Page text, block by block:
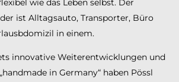
wie das Leben selbst. Der
ist Alltagsauto, Transporter, Büro
in einem.
innovative Weiterentwicklungen und
in Germany“ haben Pössl